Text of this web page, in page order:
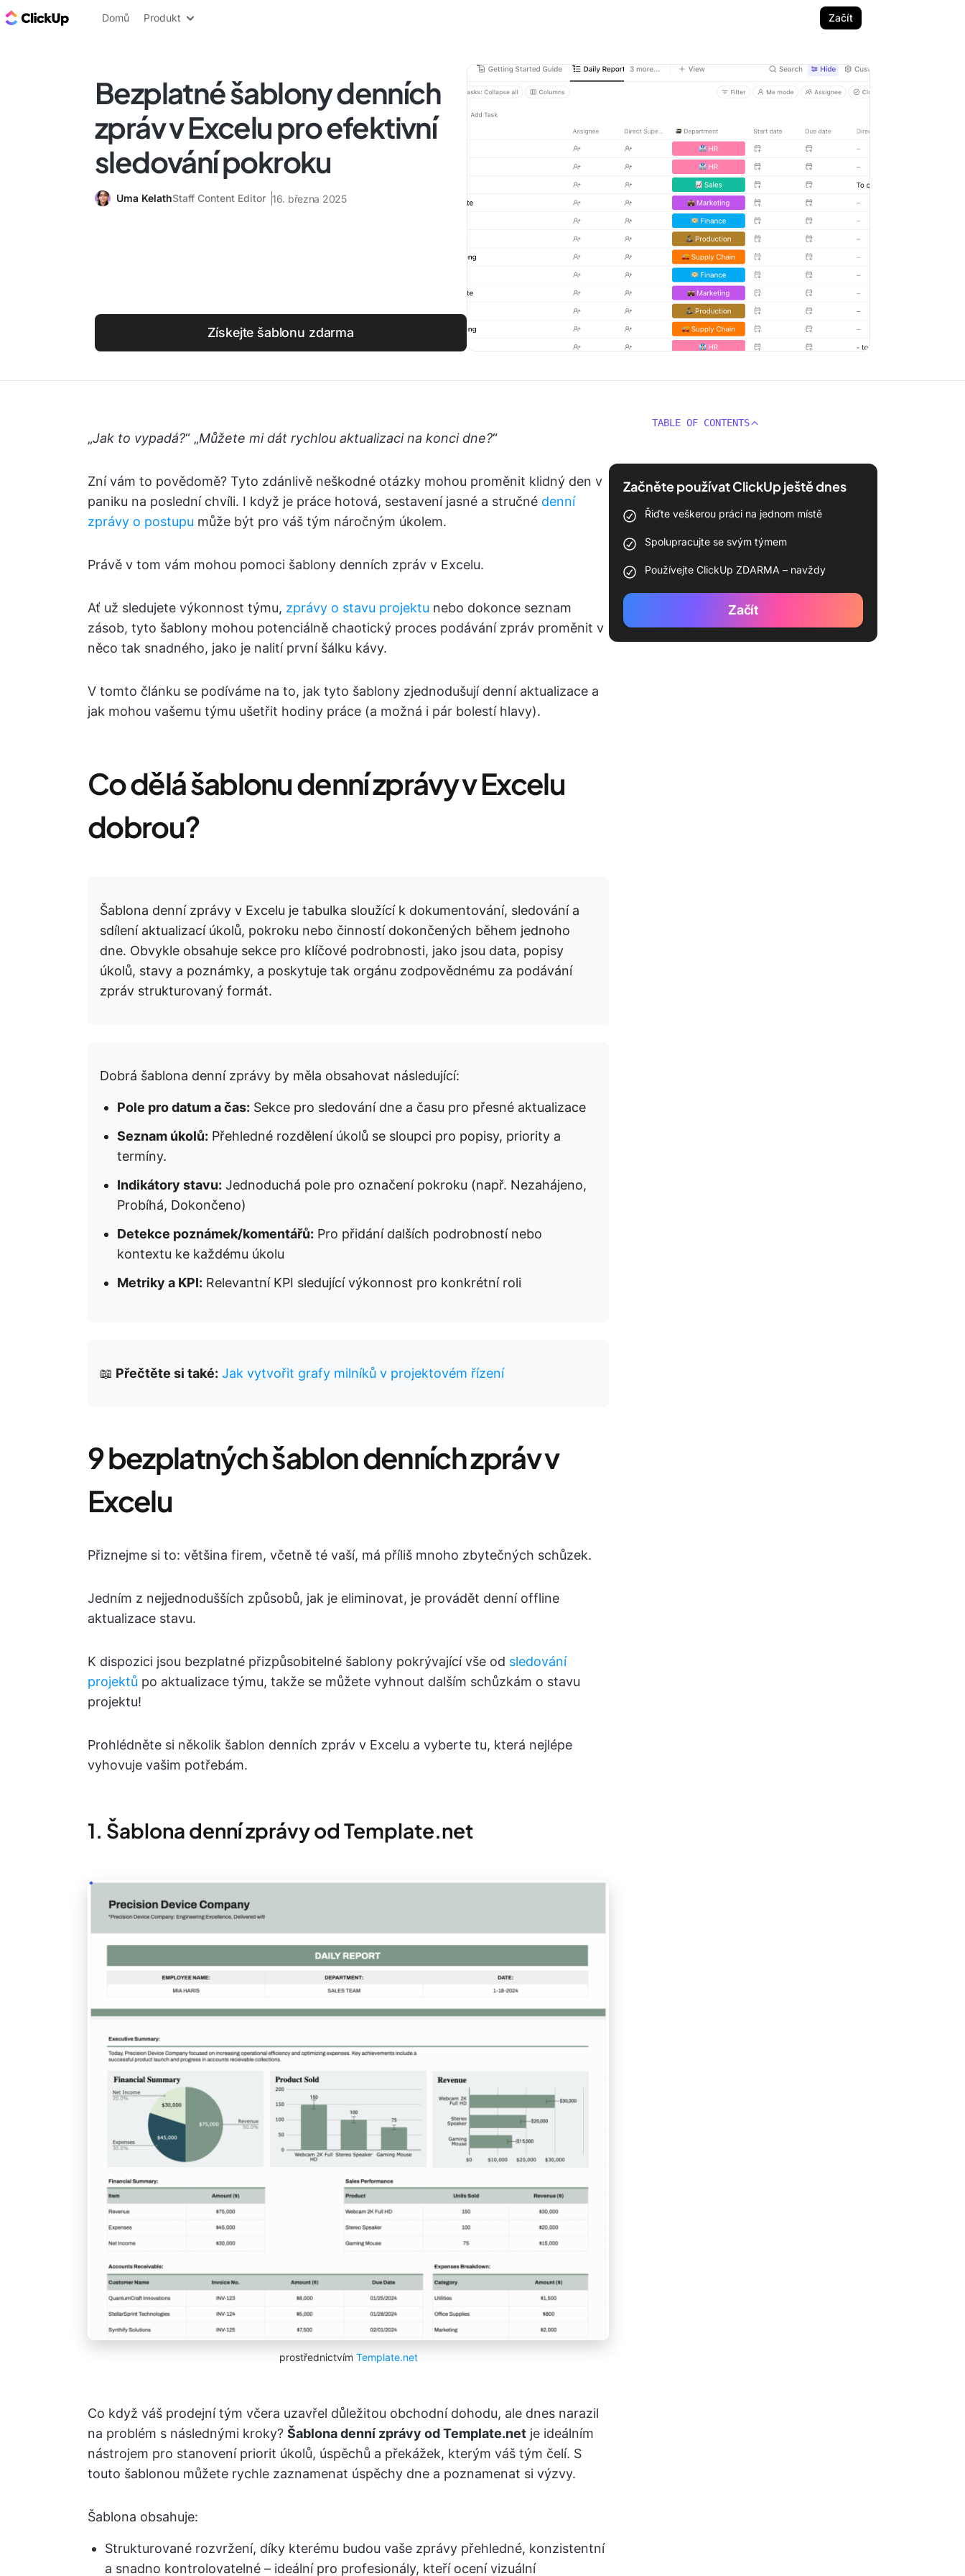
ClickUp blog
Domů Produkt Začít
Bezplatné šablony denních
zpráv v Excelu pro efektivní
sledování pokroku
Uma KelathStaff Content Editor 16. března 2025
Získejte šablonu zdarma
„Jak to vypadá?“ „Můžete mi dát rychlou aktualizaci na konci dne?“
Zní vám to povědomě? Tyto zdánlivě neškodné otázky mohou proměnit klidný den v
paniku na poslední chvíli. I když je práce hotová, sestavení jasné a stručné denní
zprávy o postupu může být pro váš tým náročným úkolem.
Právě v tom vám mohou pomoci šablony denních zpráv v Excelu.
Ať už sledujete výkonnost týmu, zprávy o stavu projektu nebo dokonce seznam
zásob, tyto šablony mohou potenciálně chaotický proces podávání zpráv proměnit v
něco tak snadného, jako je nalití první šálku kávy.
V tomto článku se podíváme na to, jak tyto šablony zjednodušují denní aktualizace a
jak mohou vašemu týmu ušetřit hodiny práce (a možná i pár bolestí hlavy).
Co dělá šablonu denní zprávy v Excelu
dobrou?
Šablona denní zprávy v Excelu je tabulka sloužící k dokumentování, sledování a
sdílení aktualizací úkolů, pokroku nebo činností dokončených během jednoho
dne. Obvykle obsahuje sekce pro klíčové podrobnosti, jako jsou data, popisy
úkolů, stavy a poznámky, a poskytuje tak orgánu zodpovědnému za podávání
zpráv strukturovaný formát.
Dobrá šablona denní zprávy by měla obsahovat následující:
Pole pro datum a čas: Sekce pro sledování dne a času pro přesné aktualizace
Seznam úkolů: Přehledné rozdělení úkolů se sloupci pro popisy, priority a
termíny.
Indikátory stavu: Jednoduchá pole pro označení pokroku (např. Nezahájeno,
Probíhá, Dokončeno)
Detekce poznámek/komentářů: Pro přidání dalších podrobností nebo
kontextu ke každému úkolu
Metriky a KPI: Relevantní KPI sledující výkonnost pro konkrétní roli
📖 Přečtěte si také: Jak vytvořit grafy milníků v projektovém řízení
9 bezplatných šablon denních zpráv v
Excelu
Přiznejme si to: většina firem, včetně té vaší, má příliš mnoho zbytečných schůzek.
Jedním z nejjednodušších způsobů, jak je eliminovat, je provádět denní offline
aktualizace stavu.
K dispozici jsou bezplatné přizpůsobitelné šablony pokrývající vše od sledování
projektů po aktualizace týmu, takže se můžete vyhnout dalším schůzkám o stavu
projektu!
Prohlédněte si několik šablon denních zpráv v Excelu a vyberte tu, která nejlépe
vyhovuje vašim potřebám.
1. Šablona denní zprávy od Template.net
prostřednictvím Template.net
Co když váš prodejní tým včera uzavřel důležitou obchodní dohodu, ale dnes narazil
na problém s následnými kroky? Šablona denní zprávy od Template.net je ideálním
nástrojem pro stanovení priorit úkolů, úspěchů a překážek, kterým váš tým čelí. S
touto šablonou můžete rychle zaznamenat úspěchy dne a poznamenat si výzvy.
Šablona obsahuje:
Strukturované rozvržení, díky kterému budou vaše zprávy přehledné, konzistentní
a snadno kontrolovatelné – ideální pro profesionály, kteří ocení vizuální
TABLE OF CONTENTS
Začněte používat ClickUp ještě dnes
Řiďte veškerou práci na jednom místě
Spolupracujte se svým týmem
Používejte ClickUp ZDARMA – navždy
Začít